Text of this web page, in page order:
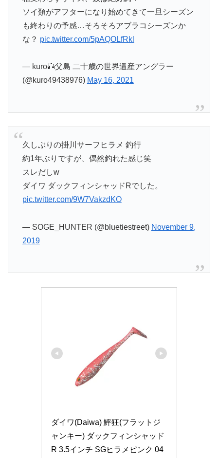
ソイ類がアフターになり始めてきて一旦シーズン
も終わりの予感…そろそろアブラコシーズンか
な？ pic.twitter.com/5pAQOLfRkl
— kuro🎣父島 二十歳の世界遺産アングラー
(@kuro49438976) May 16, 2021
久しぶりの掛川サーフヒラメ 釣行
約1年ぶりですが、偶然釣れた感じ笑
スレだしw
ダイワ ダックフィンシャッドRでした。
pic.twitter.com/9W7VakzdKO
— SOGE_HUNTER (@bluetiestreet) November 9,
2019
ダイワ(Daiwa) 鮃狂(フラットジ
ャンキー) ダックフィンシャッド
R 3.5インチ SGヒラメピンク 04